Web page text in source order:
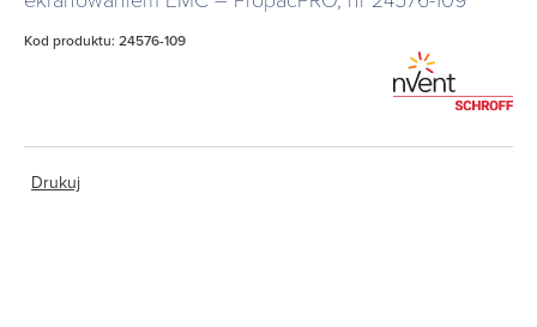
Kod produktu: 24576-109
Drukuj